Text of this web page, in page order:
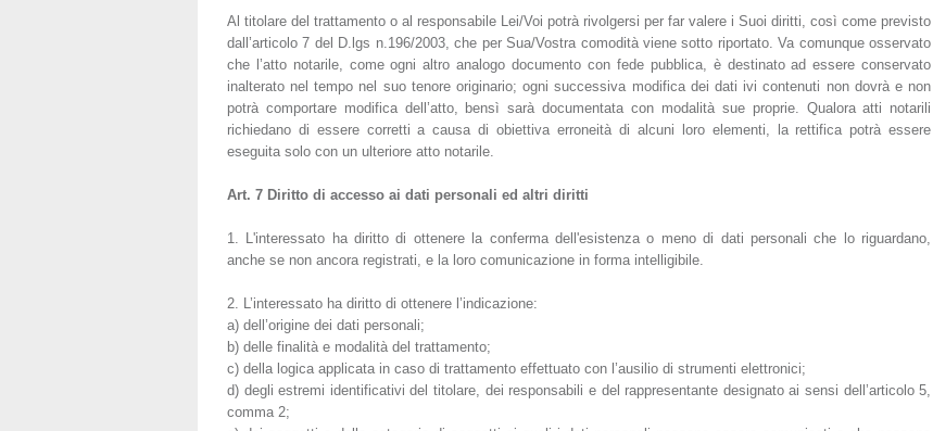
Al titolare del trattamento o al responsabile Lei/Voi potrà rivolgersi per far valere i Suoi diritti, così come previsto
dall’articolo 7 del D.lgs n.196/2003, che per Sua/Vostra comodità viene sotto riportato. Va comunque osservato
che l’atto notarile, come ogni altro analogo documento con fede pubblica, è destinato ad essere conservato
inalterato nel tempo nel suo tenore originario; ogni successiva modifica dei dati ivi contenuti non dovrà e non
potrà comportare modifica dell’atto, bensì sarà documentata con modalità sue proprie. Qualora atti notarili
richiedano di essere corretti a causa di obiettiva erroneità di alcuni loro elementi, la rettifica potrà essere
eseguita solo con un ulteriore atto notarile.
Art. 7 Diritto di accesso ai dati personali ed altri diritti
1. L'interessato ha diritto di ottenere la conferma dell'esistenza o meno di dati personali che lo riguardano,
anche se non ancora registrati, e la loro comunicazione in forma intelligibile.
2. L’interessato ha diritto di ottenere l’indicazione:
a) dell’origine dei dati personali;
b) delle finalità e modalità del trattamento;
c) della logica applicata in caso di trattamento effettuato con l’ausilio di strumenti elettronici;
d) degli estremi identificativi del titolare, dei responsabili e del rappresentante designato ai sensi dell’articolo 5,
comma 2;